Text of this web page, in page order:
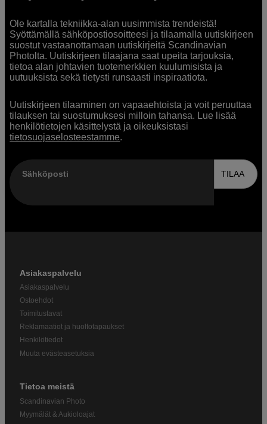
Ole kartalla tekniikka-alan uusimmista trendeistä!
Syöttämällä sähköpostiosoitteesi ja tilaamalla uutiskirjeen
suostut vastaanottamaan uutiskirjeitä Scandinavian
Photolta. Uutiskirjeen tilaajana saat upeita tarjouksia,
tietoa alan johtavien tuotemerkkien kuulumisista ja
uutuuksista sekä tietysti runsaasti inspiraatiota.
Uutiskirjeen tilaaminen on vapaaehtoista ja voit peruuttaa
tilauksen tai suostumuksesi milloin tahansa. Lue lisää
henkilötietojen käsittelystä ja oikeuksistasi
tietosuojaselosteestamme.
Sähköposti TILAA
Asiakaspalvelu
Asiakaspalvelu
Ostoehdot
Toimitustavat
Reklamaatiot ja huoltotapaukset
Henkilötiedot
Muuta evästeasetuksia
Tietoa meistä
Scandinavian Photo
Myymälät & Aukioloajat